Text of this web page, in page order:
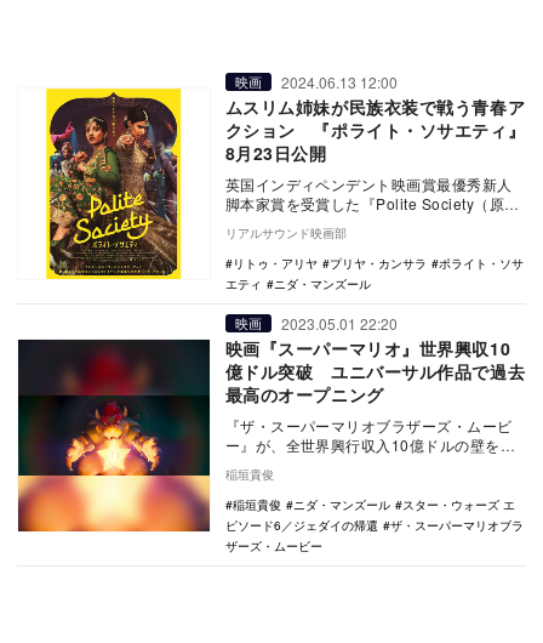
映画 2024.06.13 12:00
ムスリム姉妹が民族衣装で戦う青春ア
クション 『ポライト・ソサエティ』
8月23日公開
英国インディペンデント映画賞最優秀新人
脚本家賞を受賞した『Polite Society（原
題）』が、『ポライト・ソサエティ』の
邦…
リアルサウンド映画部
リトゥ・アリヤ
プリヤ・カンサラ
ポライト・ソサ
エティ
ニダ・マンズール
映画 2023.05.01 22:20
映画『スーパーマリオ』世界興収10
億ドル突破 ユニバーサル作品で過去
最高のオープニング
『ザ・スーパーマリオブラザーズ・ムービ
ー』が、全世界興行収入10億ドルの壁を超
で40…
稲垣貴俊
稲垣貴俊
ニダ・マンズール
スター・ウォーズ エ
ピソード6／ジェダイの帰還
ザ・スーパーマリオブラ
ザーズ・ムービー